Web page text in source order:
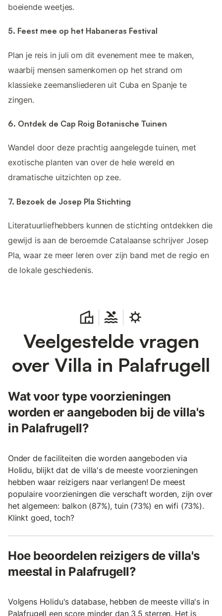
boeiende weetjes.
5. Feest mee op het Habaneras Festival
Plan je reis in juli om dit evenement mee te maken,
waarbij mensen samenkomen op het strand om
klassieke zeemansliederen uit Cuba en Spanje te
zingen.
6. Ontdek de Cap Roig Botanische Tuinen
Wandel door deze prachtig aangelegde tuinen, met
exotische planten van over de hele wereld en
dramatische uitzichten op zee.
7. Bezoek de Josep Pla Stichting
Literatuurliefhebbers kunnen de stichting ontdekken die
gewijd is aan de beroemde Catalaanse schrijver Josep
Pla, waar ze meer leren over zijn band met de regio en
de lokale geschiedenis.
Veelgestelde vragen
over Villa in Palafrugell
Wat voor type voorzieningen
worden er aangeboden bij de villa's
in Palafrugell?
Onder de faciliteiten die worden aangeboden via
Holidu, blijkt dat de villa's de meeste voorzieningen
hebben waar reizigers naar verlangen! De meest
populaire voorzieningen die verschaft worden, zijn over
het algemeen: balkon (87%), tuin (73%) en wifi (73%).
Klinkt goed, toch?
Hoe beoordelen reizigers de villa's
meestal in Palafrugell?
Volgens Holidu's database, hebben de meeste villa's in
Palafrugell een score minder dan 3,5 sterren. Het is